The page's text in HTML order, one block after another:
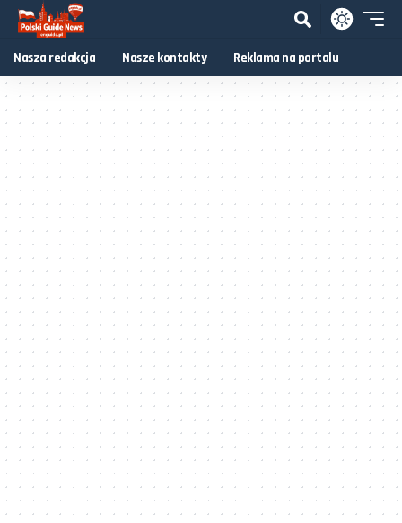
Nasza redakcja Nasze kontakty Reklama na portalu